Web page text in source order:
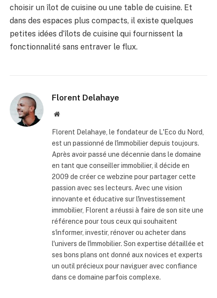
choisir un îlot de cuisine ou une table de cuisine. Et
dans des espaces plus compacts, il existe quelques
petites idées d’îlots de cuisine qui fournissent la
fonctionnalité sans entraver le flux.
Florent Delahaye
Site
Florent Delahaye, le fondateur de L'Eco du Nord,
est un passionné de l'immobilier depuis toujours.
Après avoir passé une décennie dans le domaine
en tant que conseiller immobilier, il décide en
2009 de créer ce webzine pour partager cette
passion avec ses lecteurs. Avec une vision
innovante et éducative sur l'investissement
immobilier, Florent a réussi à faire de son site une
référence pour tous ceux qui souhaitent
s'informer, investir, rénover ou acheter dans
l'univers de l'immobilier. Son expertise détaillée et
ses bons plans ont donné aux novices et experts
un outil précieux pour naviguer avec confiance
dans ce domaine parfois complexe.